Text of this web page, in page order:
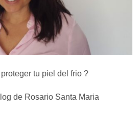
tu piel del frio ?
de Rosario Santa Maria